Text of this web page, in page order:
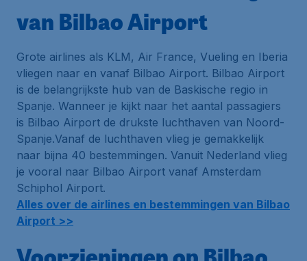
van Bilbao Airport
Grote airlines als KLM, Air France, Vueling en Iberia
vliegen naar en vanaf Bilbao Airport. Bilbao Airport
is de belangrijkste hub van de Baskische regio in
Spanje. Wanneer je kijkt naar het aantal passagiers
is Bilbao Airport de drukste luchthaven van Noord-
Spanje.Vanaf de luchthaven vlieg je gemakkelijk
naar bijna 40 bestemmingen. Vanuit Nederland vlieg
je vooral naar Bilbao Airport vanaf Amsterdam
Schiphol Airport.
Alles over de airlines en bestemmingen van Bilbao
Airport >>